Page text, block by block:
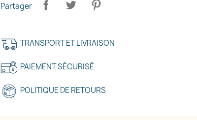
Partager
TRANSPORT ET LIVRAISON
PAIEMENT SÉCURISÉ
POLITIQUE DE RETOURS